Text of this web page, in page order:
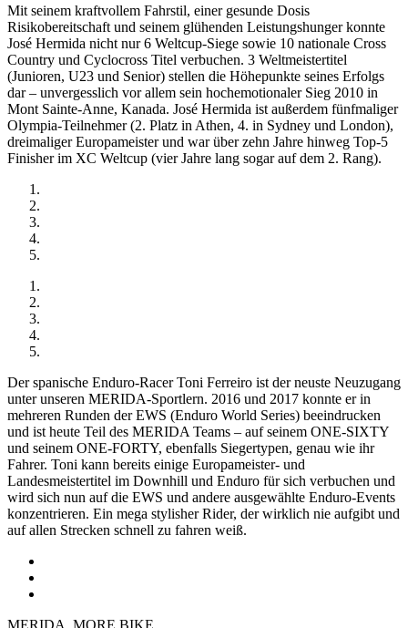
Mit seinem kraftvollem Fahrstil, einer gesunde Dosis
Risikobereitschaft und seinem glühenden Leistungshunger konnte
José Hermida nicht nur 6 Weltcup-Siege sowie 10 nationale Cross
Country und Cyclocross Titel verbuchen. 3 Weltmeistertitel
(Junioren, U23 und Senior) stellen die Höhepunkte seines Erfolgs
dar – unvergesslich vor allem sein hochemotionaler Sieg 2010 in
Mont Sainte-Anne, Kanada. José Hermida ist außerdem fünfmaliger
Olympia-Teilnehmer (2. Platz in Athen, 4. in Sydney und London),
dreimaliger Europameister und war über zehn Jahre hinweg Top-5
Finisher im XC Weltcup (vier Jahre lang sogar auf dem 2. Rang).
Der spanische Enduro-Racer Toni Ferreiro ist der neuste Neuzugang
unter unseren MERIDA-Sportlern. 2016 und 2017 konnte er in
mehreren Runden der EWS (Enduro World Series) beeindrucken
und ist heute Teil des MERIDA Teams – auf seinem ONE-SIXTY
und seinem ONE-FORTY, ebenfalls Siegertypen, genau wie ihr
Fahrer. Toni kann bereits einige Europameister- und
Landesmeistertitel im Downhill und Enduro für sich verbuchen und
wird sich nun auf die EWS und andere ausgewählte Enduro-Events
konzentrieren. Ein mega stylisher Rider, der wirklich nie aufgibt und
auf allen Strecken schnell zu fahren weiß.
MERIDA. MORE BIKE.